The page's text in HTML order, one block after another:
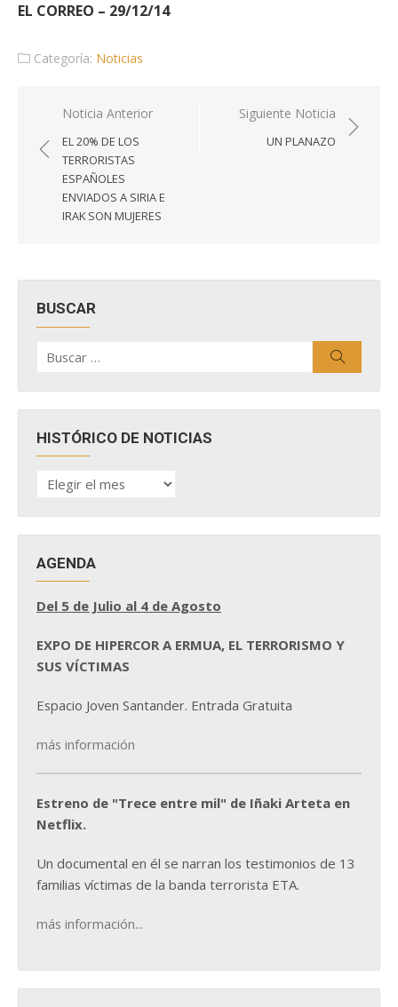
EL CORREO – 29/12/14
Categoría: Noticias
Navegación
de
entradas
Noticia Anterior
EL 20% DE LOS
TERRORISTAS
ESPAÑOLES
ENVIADOS A SIRIA E
IRAK SON MUJERES
Siguiente Noticia
UN PLANAZO
BUSCAR
por:
HISTÓRICO DE NOTICIAS
HISTÓRICO
DE
AGENDA
Del 5 de Julio al 4 de Agosto
EXPO DE HIPERCOR A ERMUA, EL TERRORISMO Y
SUS VÍCTIMAS
Espacio Joven Santander. Entrada Gratuita
más información
Estreno de "Trece entre mil" de Iñaki Arteta en
Netflix.
Un documental en él se narran los testimonios de 13
familias víctimas de la banda terrorista ETA.
más información...